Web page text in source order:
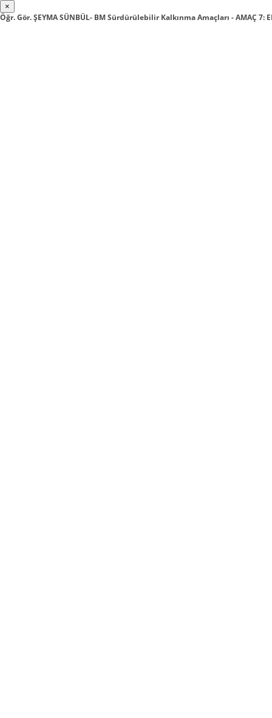
×
Öğr. Gör. ŞEYMA SÜNBÜL- BM Sürdürülebilir Kalkınma Amaçları - AMAÇ 7: